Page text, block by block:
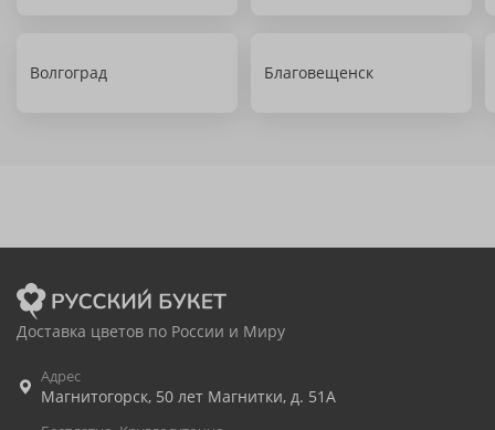
Волгоград Благовещенск
Доставка цветов по России и Миру
Адрес
Магнитогорск, 50 лет Магнитки, д. 51А